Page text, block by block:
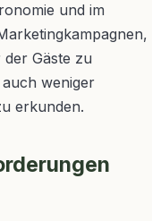
und im
Gäste zu
weniger
erkunden.